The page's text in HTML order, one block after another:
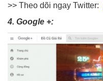
>> Theo dõi ngay Twitter:
4. Google +: